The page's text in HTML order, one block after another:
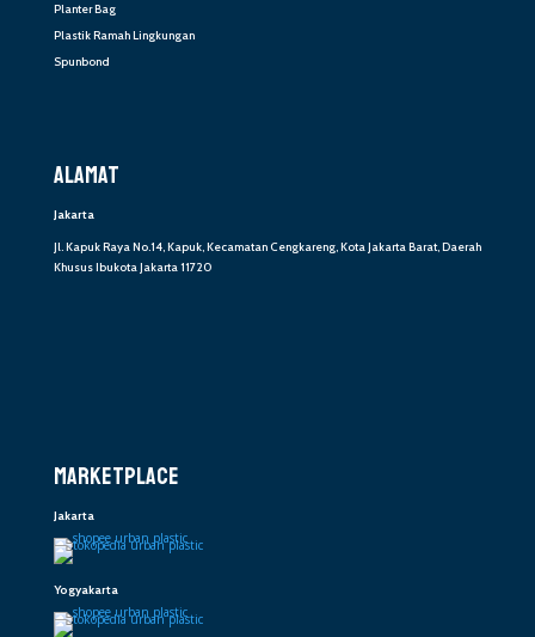
Planter Bag
Plastik Ramah Lingkungan
Spunbond
ALAMAT
Jakarta
Jl. Kapuk Raya No.14, Kapuk, Kecamatan Cengkareng, Kota Jakarta Barat, Daerah
Khusus Ibukota Jakarta 11720
MARKETPLACE
Jakarta
Yogyakarta